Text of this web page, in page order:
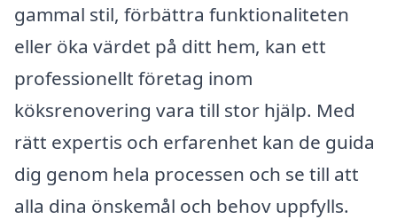
gammal stil, förbättra funktionaliteten
eller öka värdet på ditt hem, kan ett
professionellt företag inom
köksrenovering vara till stor hjälp. Med
rätt expertis och erfarenhet kan de guida
dig genom hela processen och se till att
alla dina önskemål och behov uppfylls.